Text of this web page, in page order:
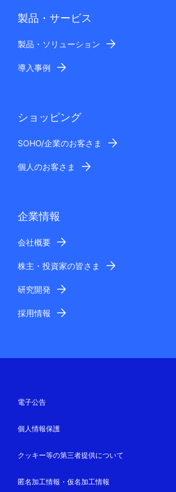
製品・サービス
製品・ソリューション
導入事例
ショッピング
SOHO/企業のお客さま
個人のお客さま
企業情報
会社概要
株主・投資家の皆さま
研究開発
採用情報
電子公告
個人情報保護
クッキー等の第三者提供について
匿名加工情報・仮名加工情報